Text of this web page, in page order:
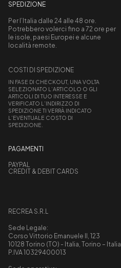
SPEDIZIONE
Per l’Italia dalle 24 alle 48 ore.
Potrebbero volerci fino a 72 ore per
le isole, paesi Europei e alcune
località remote.
COSTI DI SPEDIZIONE
IN FASE DI CHECKOUT, UNA VOLTA
SELEZIONATO L’ARTICOLO O GLI
ARTICOLI DI TUO INTERESSE E
VERIFICATO L’INDIRIZZO DI
SPEDIZIONE TI VERRÀ INDICATO
L’EVENTUALE COSTO DI
SPEDIZIONE.
PAGAMENTI
PAYPAL
CREDIT & DEBIT CARDS
RECREA S.R.L
Sede Legale:
Corso Vittorio Emanuele II, 123
10128 Torino (TO) - Italia, Torino – Italia
P.IVA 10329400013